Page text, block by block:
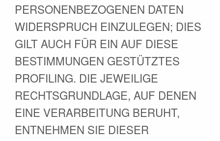
PERSONENBEZOGENEN DATEN
WIDERSPRUCH EINZULEGEN; DIES
GILT AUCH FÜR EIN AUF DIESE
BESTIMMUNGEN GESTÜTZTES
PROFILING. DIE JEWEILIGE
RECHTSGRUNDLAGE, AUF DENEN
EINE VERARBEITUNG BERUHT,
ENTNEHMEN SIE DIESER